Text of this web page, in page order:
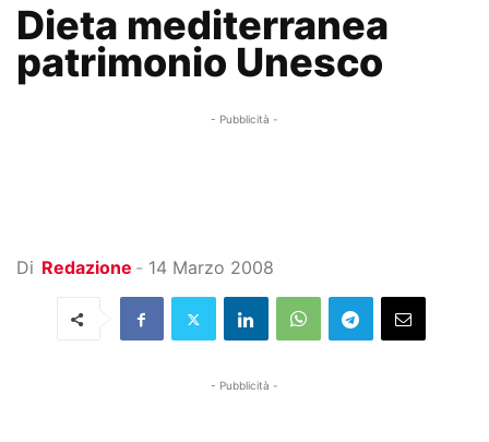
Dieta mediterranea
patrimonio Unesco
- Pubblicità -
Di Redazione - 14 Marzo 2008
- Pubblicità -